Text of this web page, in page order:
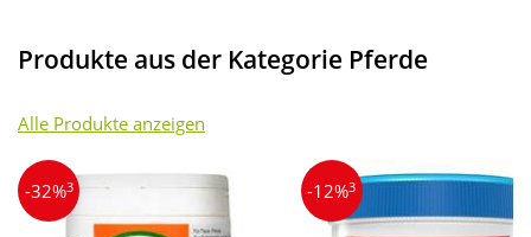
Produkte aus der Kategorie Pferde
Alle Produkte anzeigen
-32%3 -12%3